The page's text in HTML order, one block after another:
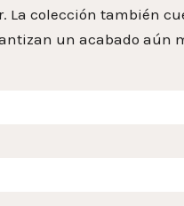
La colección también
un acabado aún